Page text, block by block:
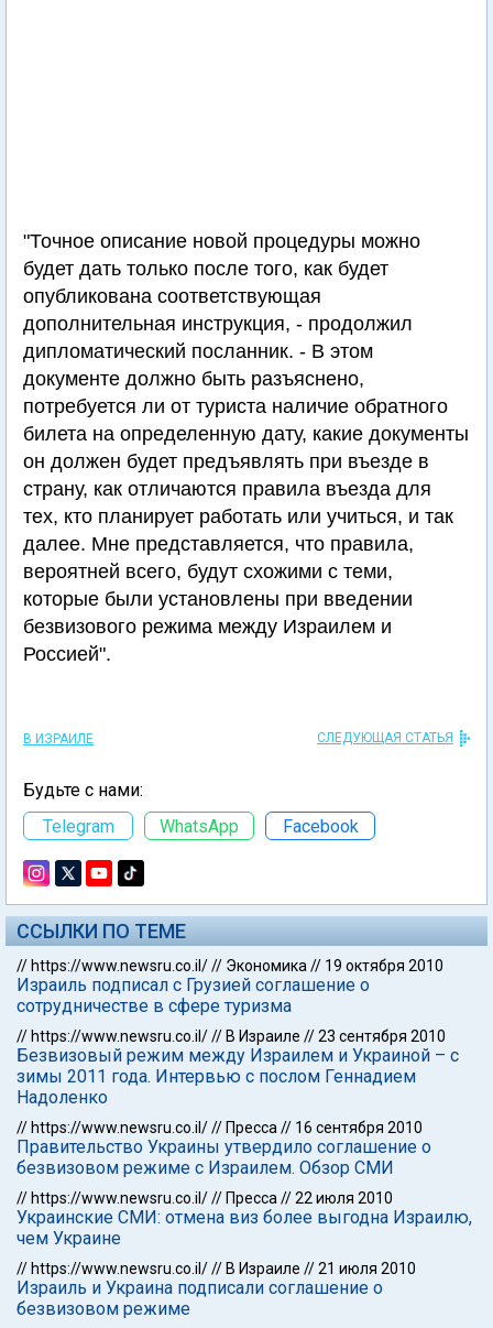
"Точное описание новой процедуры можно
будет дать только после того, как будет
опубликована соответствующая
дополнительная инструкция, - продолжил
дипломатический посланник. - В этом
документе должно быть разъяснено,
потребуется ли от туриста наличие обратного
билета на определенную дату, какие документы
он должен будет предъявлять при въезде в
страну, как отличаются правила въезда для
тех, кто планирует работать или учиться, и так
далее. Мне представляется, что правила,
вероятней всего, будут схожими с теми,
которые были установлены при введении
безвизового режима между Израилем и
Россией".
В ИЗРАИЛЕ СЛЕДУЮЩАЯ СТАТЬЯ
Будьте с нами:
Telegram
WhatsApp Facebook
ССЫЛКИ ПО ТЕМЕ
// https://www.newsru.co.il/// Экономика // 19 октября 2010
Израиль подписал с Грузией соглашение о
сотрудничестве в сфере туризма
// https://www.newsru.co.il/// В Израиле //23 сентября 2010
Безвизовый режим между Израилем и Украиной – с
зимы 2011 года. Интервью с послом Геннадием
Надоленко
// https://www.newsru.co.il/// Пресса // 16 сентября 2010
Правительство Украины утвердило соглашение о
безвизовом режиме с Израилем. Обзор СМИ
// https://www.newsru.co.il/// Пресса //22 июля 2010
Украинские СМИ: отмена виз более выгодна Израилю,
чем Украине
// https://www.newsru.co.il/// В Израиле //21 июля 2010
Израиль и Украина подписали соглашение о
безвизовом режиме